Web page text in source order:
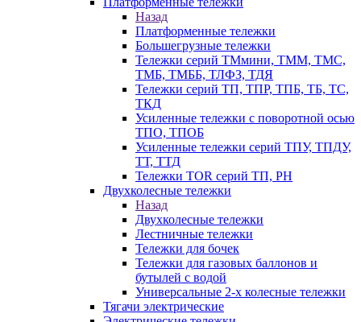
Назад
Платформенные тележки
Большегрузные тележки
Тележки серий ТМмини, ТММ, ТМС,
ТМБ, ТМББ, ТЛФЗ, ТДЯ
Тележки серий ТП, ТПР, ТПБ, ТБ, ТС,
ТКД
Усиленные тележки с поворотной осью
ТПО, ТПОБ
Усиленные тележки серий ТПУ, ТПДУ,
ТТ, ТТД
Тележки TOR серий ТП, PH
Двухколесные тележки
Назад
Двухколесные тележки
Лестничные тележки
Тележки для бочек
Тележки для газовых баллонов и
бутылей с водой
Универсальные 2-х колесные тележки
Тягачи электрические